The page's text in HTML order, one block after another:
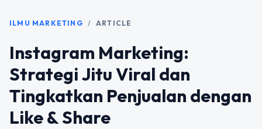
ILMU MARKETING / ARTICLE
Instagram Marketing:
Strategi Jitu Viral dan
Tingkatkan Penjualan dengan
Like & Share